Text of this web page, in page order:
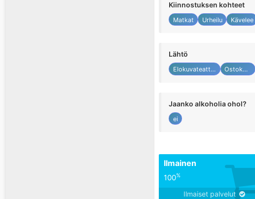
Kiinnostuksen kohteet
Matkat Urheilu Kävelee
Lähtö
Elokuvateatteri Ostokset
Jaanko alkoholia ohol?
ei
Ilmainen
100%
Ilmaiset palvelut